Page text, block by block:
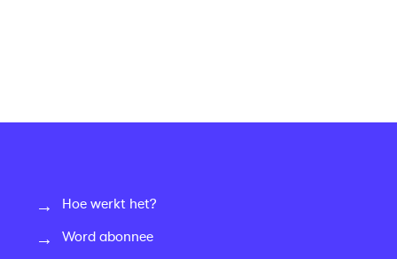
Hoe werkt het?
Word abonnee